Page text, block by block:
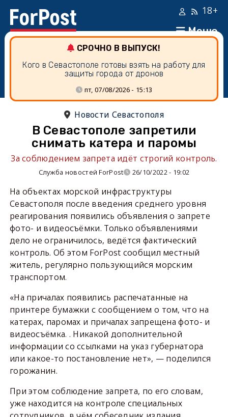
Меню
18+
СРОЧНО В ВЫПУСК!
Кого в Севастополе готовы взять на работу для
защиты города от дронов
пт, 07/08/2026 - 15:13
Новости Севастополя
В Севастополе запретили
снимать катера и паромы
За соблюдением запрета идёт строгий контроль.
Служба новостей ForPost 26/10/2022 - 19:02
На объектах морской инфраструктуры
Севастополя после введения среднего уровня
реагирования появились объявления о запрете
фото- и видеосъёмки. Только объявлениями
дело не ограничилось, ведётся фактический
контроль. Об этом ForPost сообщил местный
житель, регулярно пользующийся морским
транспортом.
«На причалах появились распечатанные на
принтере бумажки с сообщением о том, что на
катерах, паромах и причалах запрещена фото- и
видеосъёмка. . Никакой дополнительной
информации со ссылками на указ губернатора
или какое-то постановление нет», — поделился
горожанин.
При этом соблюдение запрета, по его словам,
уже находится на контроле специальных